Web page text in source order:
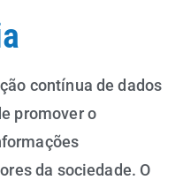
contínua de dados
promover o
da sociedade. O